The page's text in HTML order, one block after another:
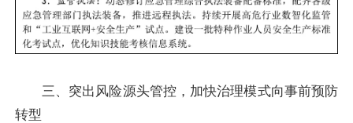
三、突出风险源头管控，加快治理模式向事前预防
转型